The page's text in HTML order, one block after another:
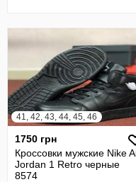
41, 42, 43, 44, 45, 46
1750 грн
Кроссовки мужские Nike
Jordan 1 Retro черные
8574